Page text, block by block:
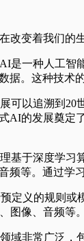
变着我们
是一种人工
。这种技术
可以追溯到
AI的发展奠
于深度学习
等。通过学
定义的规则
图像、音频等。
非常广泛，